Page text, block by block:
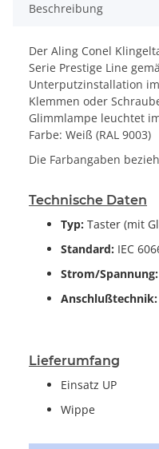
Beschreibung
Der Aling Conel
Serie Prestige Line
Unterputzinstallation
Klemmen oder
Glimmlampe leuchtet
Farbe: Weiß (RAL 9003)
Die Farbangaben
Technische Daten
Typ: Taster (mit
Standard: IEC
Strom/Spannung:
Anschlußtechnik:
Lieferumfang
Einsatz UP
Wippe